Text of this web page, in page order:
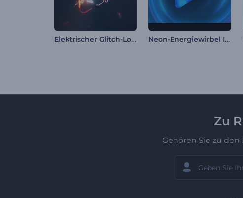
Elektrischer Glitch-Logo-Reveal Neon-Energiewirbel Intro
Zu
Gehören Sie zu